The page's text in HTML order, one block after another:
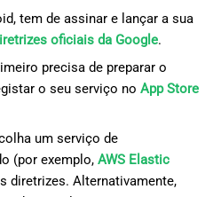
tem de assinar e lançar a sua
oficiais da Google.
precisa de preparar o
o seu serviço no App Store
um serviço de
(por exemplo, AWS Elastic
diretrizes. Alternativamente,